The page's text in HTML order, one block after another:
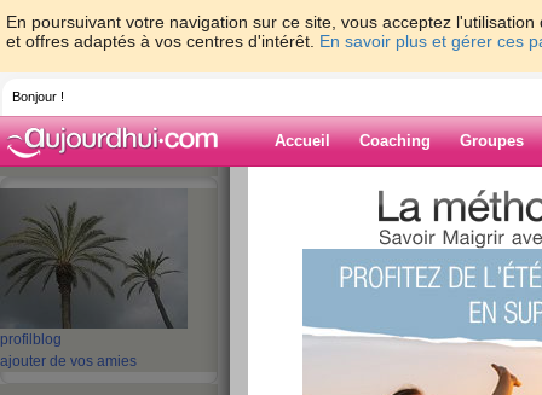
En poursuivant votre navigation sur ce site, vous acceptez
et offres adaptés à vos centres d'intérêt. En savoir plus et gérer ces
Bonjour !
Accueil Coaching Groupes
profil blog
ajouter de vos amies
>
Blog de
3 4